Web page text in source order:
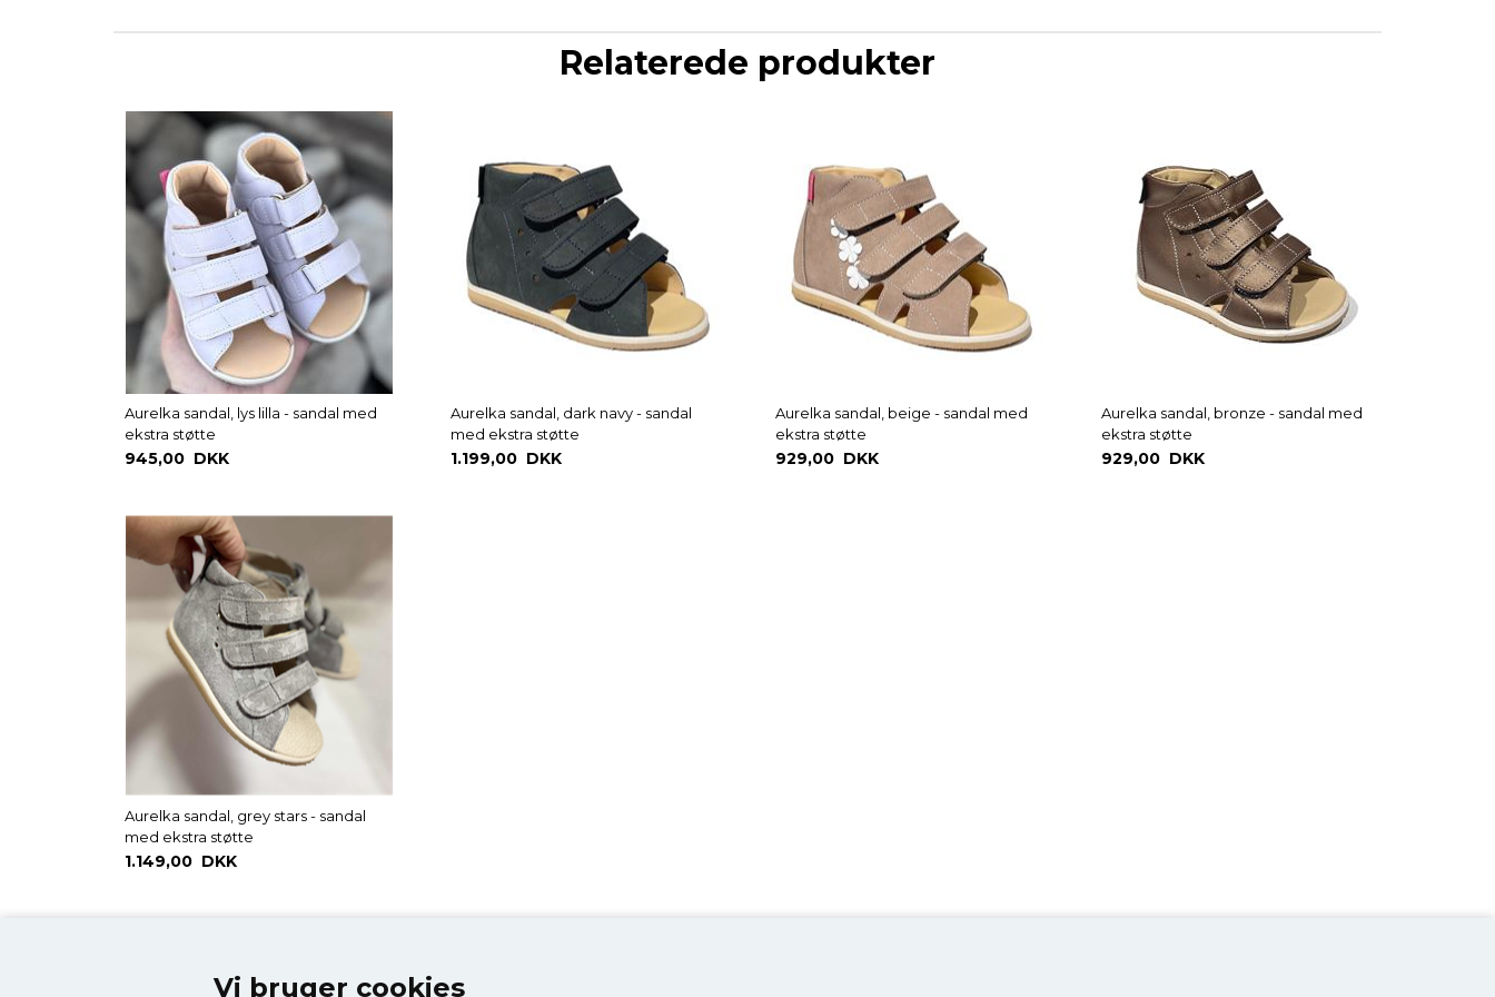
Vi bruger cookies
Relaterede produkter
Aurelka sandal, lys lilla - sandal med
ekstra støtte
945,00 DKK
Aurelka sandal, dark navy - sandal
med ekstra støtte
1.199,00 DKK
Aurelka sandal, beige - sandal med
ekstra støtte
929,00 DKK
Aurelka sandal, bronze - sandal med
ekstra støtte
929,00 DKK
Aurelka sandal, grey stars - sandal
med ekstra støtte
1.149,00 DKK
JA TAK